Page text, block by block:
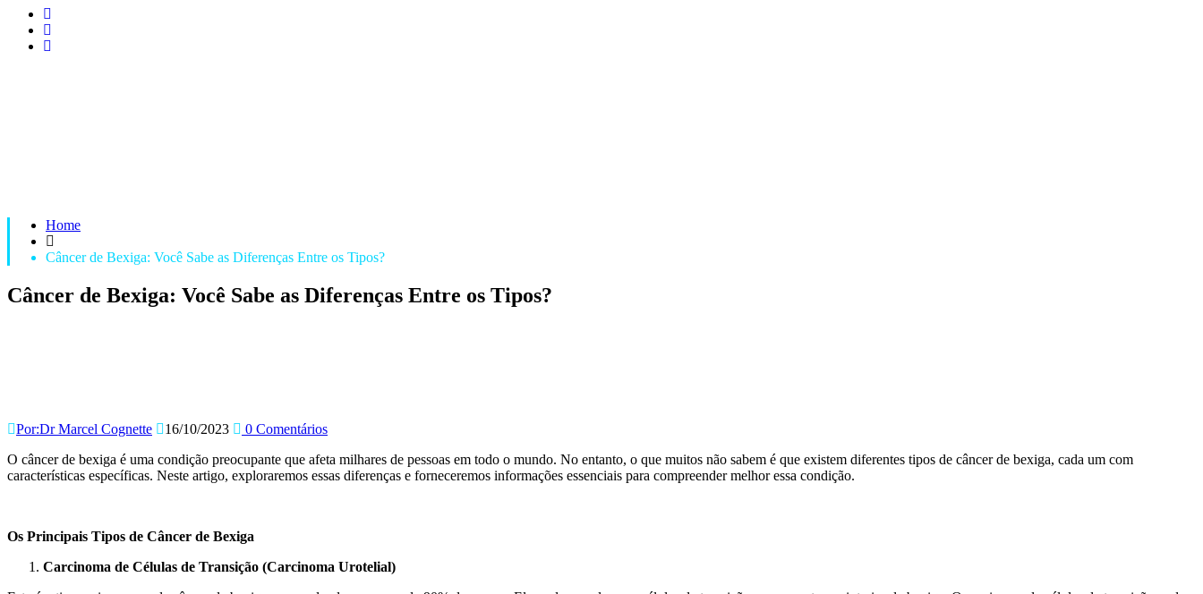
Home
Câncer de Bexiga: Você Sabe as Diferenças Entre os Tipos?
Câncer de Bexiga: Você Sabe as Diferenças Entre os Tipos?
Por:Dr Marcel Cognette 16/10/2023
0 Comentários
O câncer de bexiga é uma condição preocupante que afeta milhares de pessoas em todo o mundo. No entanto, o que muitos não sabem é que existem diferentes tipos de câncer de bexiga, cada um com
características específicas. Neste artigo, exploraremos essas diferenças e forneceremos informações essenciais para compreender melhor essa condição.
Os Principais Tipos de Câncer de Bexiga
Carcinoma de Células de Transição (Carcinoma Urotelial)